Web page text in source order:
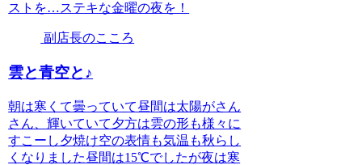
ストを…ステキな金曜の夜を！
副店長のこころ
雲と青空と♪
朝は寒くて曇っていて昼間は太陽がさん
さん、輝いていて夕方は雲の形も様々に
すこーし夕焼け空の表情も気温も秋らし
くなりました昼間は15℃でしたが夜は寒